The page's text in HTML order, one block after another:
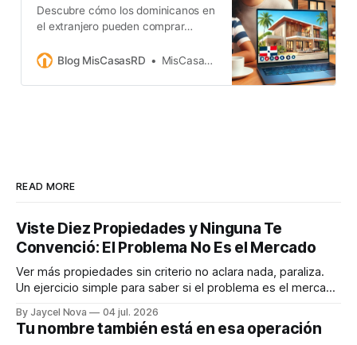
Descubre cómo los dominicanos en
el extranjero pueden comprar
seguridad, incluso a la distancia.
Blog MisCasasRD MisCasasRD
READ MORE
Viste Diez Propiedades y Ninguna Te
Convenció: El Problema No Es el Mercado
Ver más propiedades sin criterio no aclara nada, paraliza.
Un ejercicio simple para saber si el problema es el mercado
By Jaycel Nova 04 jul. 2026
Tu nombre también está en esa operación